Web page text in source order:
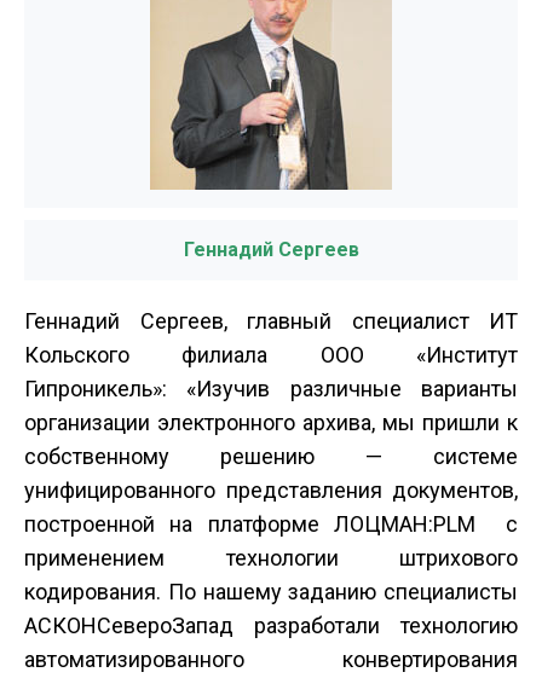
Геннадий Сергеев
Геннадий Сергеев, главный специалист ИТ
Кольского филиала ООО «Институт
Гипроникель»: «Изучив различные варианты
организации электронного архива, мы пришли к
собственному решению — системе
унифицированного представления документов,
построенной на платформе ЛОЦМАН:PLM с
применением технологии штрихового
кодирования. По нашему заданию специалисты
АСКОН­Северо­Запад разработали технологию
автоматизированного конвертирования